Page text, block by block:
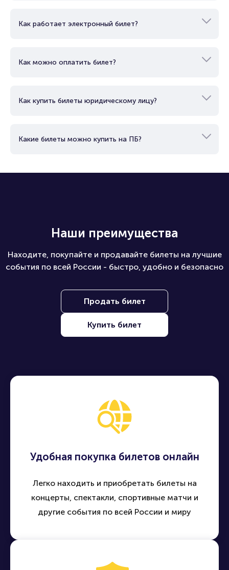
штаб: Давид Деограсия — главный тренер,
29
Стадион «Факел»
Российская Премьер Лига
Как работает электронный билет?
Как можно оплатить билет?
Как купить билеты юридическому лицу?
Какие билеты можно купить на ПБ?
Наши преимущества
Находите, покупайте и продавайте билеты на лучшие
события по всей России - быстро, удобно и безопасно
Продать билет
Купить билет
Удобная покупка билетов онлайн
Легко находить и приобретать билеты на
концерты, спектакли, спортивные матчи и
другие события по всей России и миру